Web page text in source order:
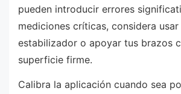
pueden introducir errores
mediciones críticas, considera usar
estabilizador o apoyar tus brazos
superficie firme.
Calibra la aplicación cuando sea